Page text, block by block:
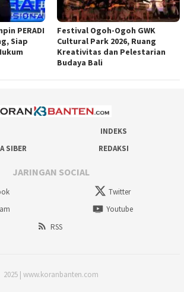
PERADI
Siap
Festival Ogoh-Ogoh GWK
Cultural Park 2026, Ruang
Kreativitas dan Pelestarian
Budaya Bali
INDEKS
SIBER
REDAKSI
JARINGAN SOCIAL
Twitter
Youtube
RSS
2025 | www.koranbanten.com